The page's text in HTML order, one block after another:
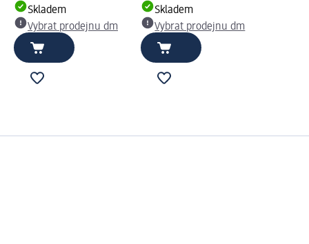
Skladem
Vybrat prodejnu dm
Skladem
Vybrat prodejnu dm